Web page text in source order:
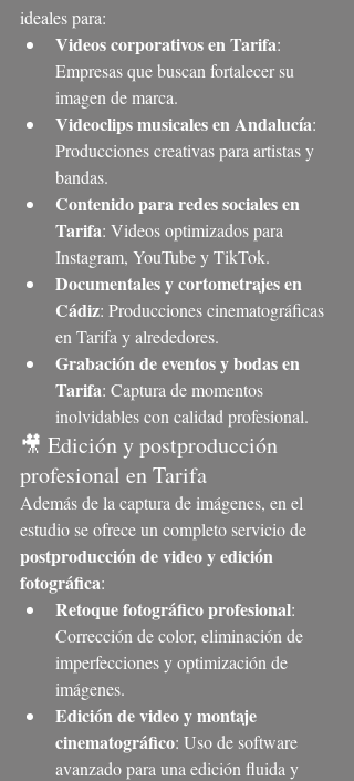
ideales para:
Videos corporativos en Tarifa:
Empresas que buscan fortalecer su
imagen de marca.
Videoclips musicales en Andalucía:
Producciones creativas para artistas y
bandas.
Contenido para redes sociales en
Tarifa: Videos optimizados para
Instagram, YouTube y TikTok.
Documentales y cortometrajes en
Cádiz: Producciones cinematográficas
en Tarifa y alrededores.
Grabación de eventos y bodas en
Tarifa: Captura de momentos
inolvidables con calidad profesional.
🎥 Edición y postproducción
profesional en Tarifa
Además de la captura de imágenes, en el
estudio se ofrece un completo servicio de
postproducción de video y edición
fotográfica:
Retoque fotográfico profesional:
Corrección de color, eliminación de
imperfecciones y optimización de
imágenes.
Edición de video y montaje
cinematográfico: Uso de software
avanzado para una edición fluida y